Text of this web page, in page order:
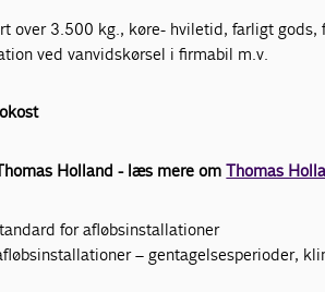
over 3.500 kg., køre- hviletid, farligt
ved vanvidskørsel i firmabil m.v.
Holland - læs mere omThomas
for afløbsinstallationer
– gentagelsesperioder,